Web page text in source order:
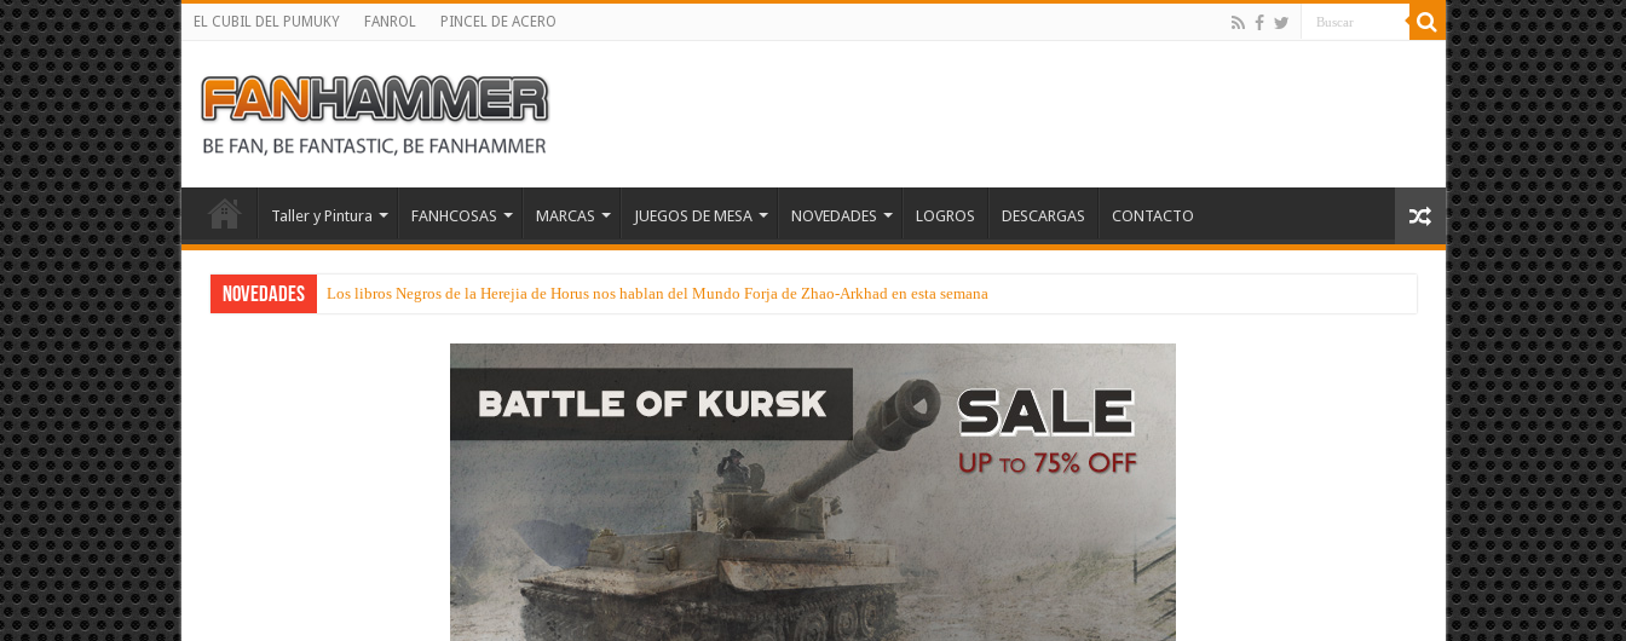
EL CUBIL DEL PUMUKY FANROL PINCEL DE ACERO
Taller y Pintura FANHCOSAS MARCAS JUEGOS DE MESA NOVEDADES LOGROS DESCARGAS CONTACTO
NOVEDADES Los libros Negros de la Herejia de Horus nos hablan del Mundo Forja de Zhao-Arkhad en esta semana